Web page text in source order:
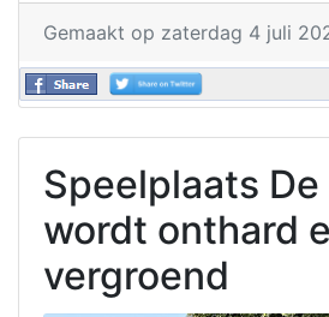
Gemaakt op zaterdag 4 juli
Speelplaats
wordt onthard
vergroend